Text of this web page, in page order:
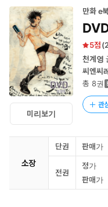
로
이
동
미리보기
만화 e
5 (
천계영
씨엔씨
총 8권
관
소장
단권 판매가
전권
정가
판매가